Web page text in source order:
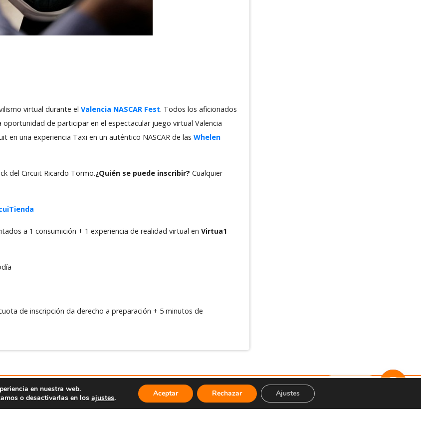
virtual durante el Valencia NASCAR Fest. Todos los aficionados
oportunidad de participar en el espectacular juego virtual Valencia
en una experiencia Taxi en un auténtico NASCAR de las Whelen
del Circuit Ricardo Tormo.¿Quién se puede inscribir? Cualquier
a 1 consumición + 1 experiencia de realidad virtual en Virtua1
de inscripción da derecho a preparación + 5 minutos de
SOBRE NOSOTROS CONTÁCTANOS
en nuestra web.
o desactivarlas en losajustes. Aceptar Rechazar Ajustes
chaty